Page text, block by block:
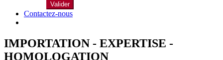
Valider
Contactez-nous
IMPORTATION - EXPERTISE -
HOMOLOGATION